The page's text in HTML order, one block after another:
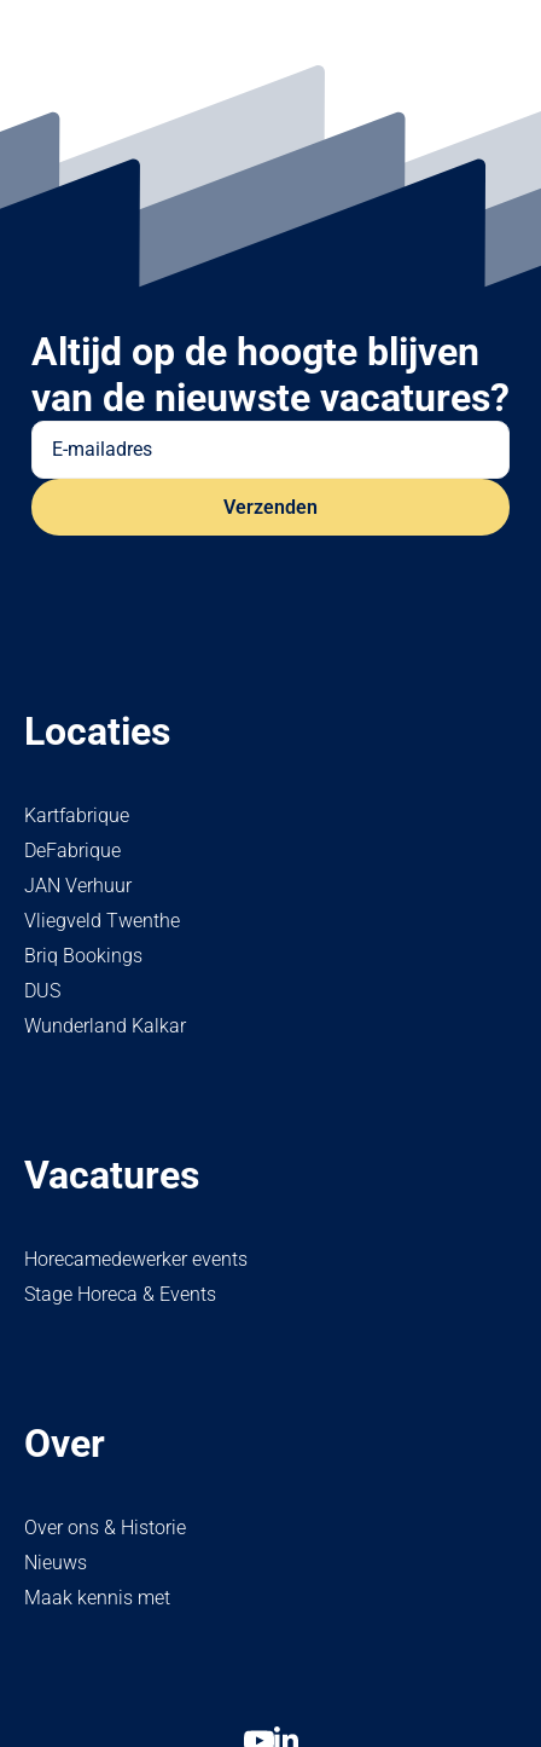
Altijd op de hoogte blijven
van de nieuwste vacatures?
Locaties
Kartfabrique
DeFabrique
JAN Verhuur
Vliegveld Twenthe
Briq Bookings
DUS
Wunderland Kalkar
Vacatures
Horecamedewerker events
Stage Horeca & Events
Over
Over ons & Historie
Nieuws
Maak kennis met